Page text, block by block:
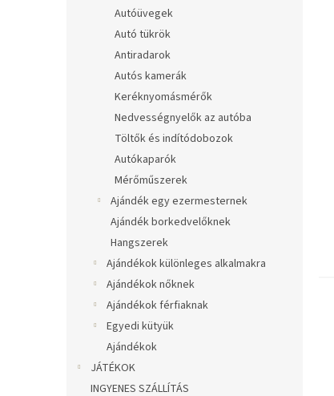
Autóüvegek
Autó tükrök
Antiradarok
Autós kamerák
Keréknyomásmérők
Nedvességnyelők az autóba
Töltők és indítódobozok
Autókaparók
Mérőműszerek
Ajándék egy ezermesternek
Ajándék borkedvelőknek
Hangszerek
Ajándékok különleges alkalmakra
Ajándékok nőknek
Ajándékok férfiaknak
Egyedi kütyük
Ajándékok
JÁTÉKOK
INGYENES SZÁLLÍTÁS